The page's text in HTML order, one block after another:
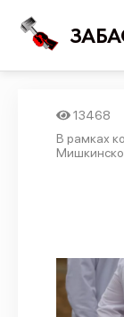
13468
В рамках